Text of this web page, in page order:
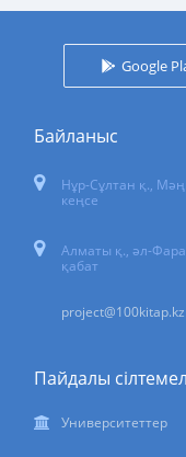
Google
Байланыс
Нұр-Сұлтан қ.,
кеңсе
Алматы қ., әл-
қабат
project@100kitap.kz
Пайдалы
Университеттер